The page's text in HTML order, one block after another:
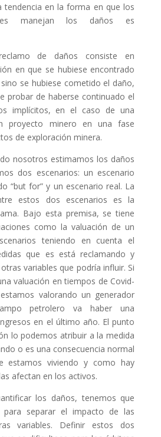
tendencia en la forma en que los
manejan los daños es
de daños consiste en
en que se hubiese encontrado
se hubiese cometido el daño,
probar de haberse continuado el
implícitos, en el caso de una
proyecto minero en una fase
de exploración minera.
nosotros estimamos los daños
dos escenarios: un escenario
“but for” y un escenario real. La
estos dos escenarios es la
Bajo esta premisa, se tiene
como la valuación de un
teniendo en cuenta el
que es está reclamando y
variables que podría influir. Si
valuación en tiempos de Covid-
valorando un generador
petrolero va haber una
en el último año. El punto
lo podemos atribuir a la medida
o es una consecuencia normal
estamos viviendo y como hay
afectan en los activos.
los daños, tenemos que
para separar el impacto de las
variables. Definir estos dos